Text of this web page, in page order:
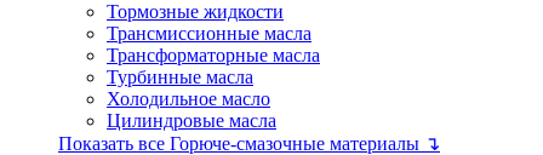
Тормозные жидкости
Трансмиссионные масла
Трансформаторные масла
Турбинные масла
Холодильное масло
Цилиндровые масла
Показать все Горюче-смазочные материалы ↴